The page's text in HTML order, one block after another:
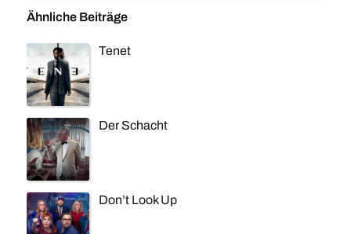
Ähnliche Beiträge
Tenet
Der Schacht
Don’t Look Up